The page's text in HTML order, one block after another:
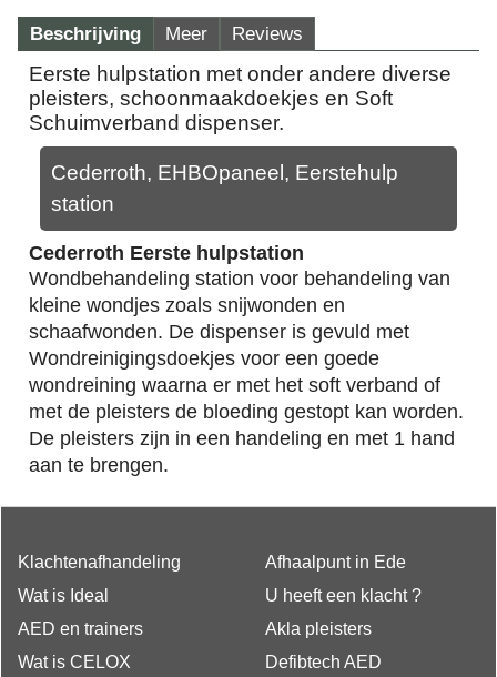
Beschrijving Meer Reviews
Eerste hulpstation met onder andere diverse
pleisters, schoonmaakdoekjes en Soft
Schuimverband dispenser.
Cederroth, EHBOpaneel, Eerstehulp
station
Cederroth Eerste hulpstation
Wondbehandeling station voor behandeling van
kleine wondjes zoals snijwonden en
schaafwonden. De dispenser is gevuld met
Wondreinigingsdoekjes voor een goede
wondreining waarna er met het soft verband of
met de pleisters de bloeding gestopt kan worden.
De pleisters zijn in een handeling en met 1 hand
aan te brengen.
Klachtenafhandeling
Wat is Ideal
AED en trainers
Wat is CELOX
Afhaalpunt in Ede
U heeft een klacht ?
Akla pleisters
Defibtech AED